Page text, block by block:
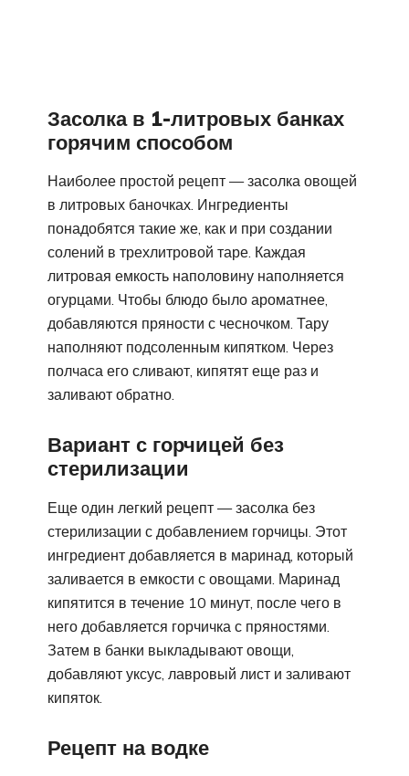
Засолка в 1-литровых банках
горячим способом
Наиболее простой рецепт — засолка овощей
в литровых баночках. Ингредиенты
понадобятся такие же, как и при создании
солений в трехлитровой таре. Каждая
литровая емкость наполовину наполняется
огурцами. Чтобы блюдо было ароматнее,
добавляются пряности с чесночком. Тару
наполняют подсоленным кипятком. Через
полчаса его сливают, кипятят еще раз и
заливают обратно.
Вариант с горчицей без
стерилизации
Еще один легкий рецепт — засолка без
стерилизации с добавлением горчицы. Этот
ингредиент добавляется в маринад, который
заливается в емкости с овощами. Маринад
кипятится в течение 10 минут, после чего в
него добавляется горчичка с пряностями.
Затем в банки выкладывают овощи,
добавляют уксус, лавровый лист и заливают
кипяток.
Рецепт на водке